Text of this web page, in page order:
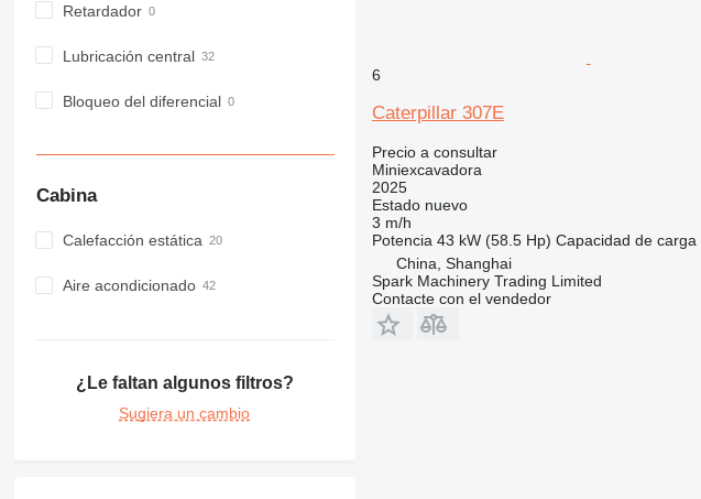
Retardador
Lubricación central
Bloqueo del diferencial
Cabina
Calefacción estática
Aire acondicionado
¿Le faltan algunos filtros?
Sugiera un cambio
6
Caterpillar 307E
Precio a consultar
Miniexcavadora
2025
Estadonuevo
3 m/h
Potencia 43 kW (58.5 Hp) Capacidad de carga
China, Shanghai
Spark Machinery Trading Limited
Contacte con el vendedor